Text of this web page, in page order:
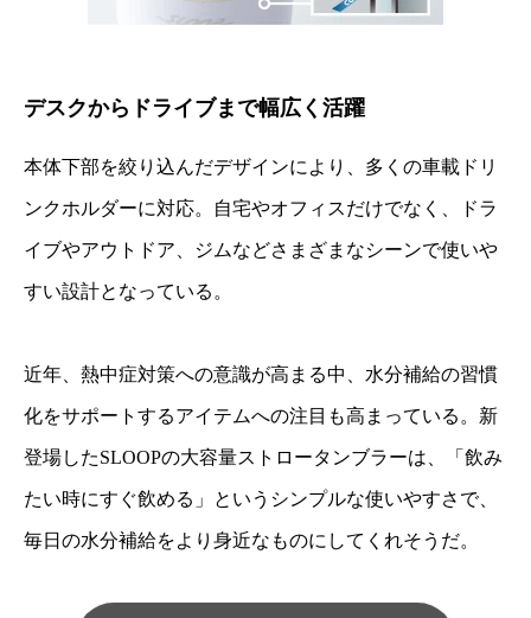
デスクからドライブまで幅広く活躍
本体下部を絞り込んだデザインにより、多くの車載ドリ
ンクホルダーに対応。自宅やオフィスだけでなく、ドラ
イブやアウトドア、ジムなどさまざまなシーンで使いや
すい設計となっている。
近年、熱中症対策への意識が高まる中、水分補給の習慣
化をサポートするアイテムへの注目も高まっている。新
登場したSLOOPの大容量ストロータンブラーは、「飲み
たい時にすぐ飲める」というシンプルな使いやすさで、
毎日の水分補給をより身近なものにしてくれそうだ。